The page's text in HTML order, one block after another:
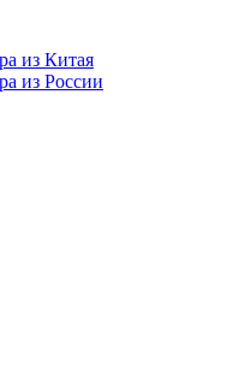
из Китая
из России